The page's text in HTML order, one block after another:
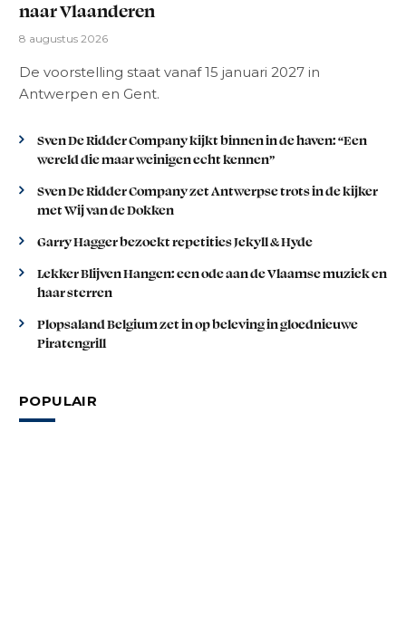
naar Vlaanderen
8 augustus 2026
De voorstelling staat vanaf 15 januari 2027 in
Antwerpen en Gent.
Sven De Ridder Company kijkt binnen in de haven: “Een
wereld die maar weinigen echt kennen”
Sven De Ridder Company zet Antwerpse trots in de kijker
met Wij van de Dokken
Garry Hagger bezoekt repetities Jekyll & Hyde
Lekker Blijven Hangen: een ode aan de Vlaamse muziek en
haar sterren
Plopsaland Belgium zet in op beleving in gloednieuwe
Piratengrill
POPULAIR